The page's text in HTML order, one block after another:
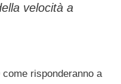
velocità a
risponderanno a